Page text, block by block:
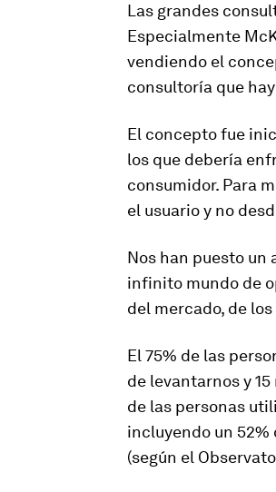
Las grandes
Especialmente
vendiendo el
consultoría que
El concepto fue
los que debería
consumidor. Para
el usuario y no
Nos han puesto un
infinito mundo de
del mercado, de
El 75% de las
de levantarnos y
de las personas
incluyendo un 52%
(según el